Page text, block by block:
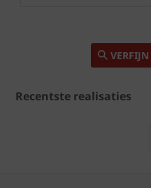
Recentste realisaties